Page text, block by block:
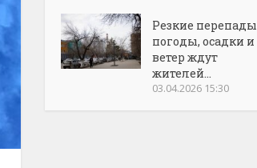
Резкие перепады
погоды, осадки и
ветер ждут
жителей...
03.04.2026 15:30